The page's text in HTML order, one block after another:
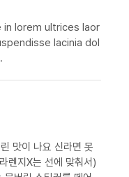
lorem ultrices laor
lacinia dol
맛이 나요 신라면 못